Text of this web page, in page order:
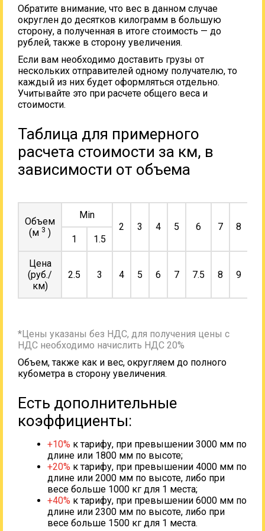
Обратите внимание, что вес в данном случае
округлен до десятков килограмм в большую
сторону, а полученная в итоге стоимость — до
рублей, также в сторону увеличения.
Если вам необходимо доставить грузы от
нескольких отправителей одному получателю, то
каждый из них будет оформляться отдельно.
Учитывайте это при расчете общего веса и
стоимости.
Таблица для примерного
расчета стоимости за км, в
зависимости от объема
Объем
(м 3 )
Min
2
3 4 5 6 7 8
1
1.5
Цена
(руб./
км)
2.5 3 4 5 6 7 7.5 8 9
*Цены указаны без НДС, для получения цены с
НДС необходимо начислить НДС 20%
Объем, также как и вес, округляем до полного
кубометра в сторону увеличения.
Есть дополнительные
коэффициенты:
+10% к тарифу, при превышении 3000 мм по
длине или 1800 мм по высоте;
+20% к тарифу, при превышении 4000 мм по
длине или 2000 мм по высоте, либо при
весе больше 1000 кг для 1 места;
+40% к тарифу, при превышении 6000 мм по
длине или 2300 мм по высоте, либо при
весе больше 1500 кг для 1 места.